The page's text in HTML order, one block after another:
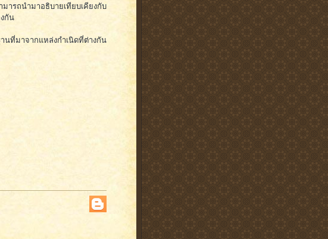
ารถนำมาอธิบายเทียบเคียงกับ
กัน
ที่มาจากแหล่งกำเนิดที่ต่างกัน